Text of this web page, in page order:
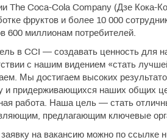
The Coca-Cola Company (Дзе Кока-
фруктов и более 10 000
600 миллионам потребителей.
в CCI — создавать ценность для
с нашим видением «стать
Мы достигаем высоких
и придерживающихся наших общих
работа. Наша цель — стать
предлагающим ключевые
на вакансию можно по ссылке